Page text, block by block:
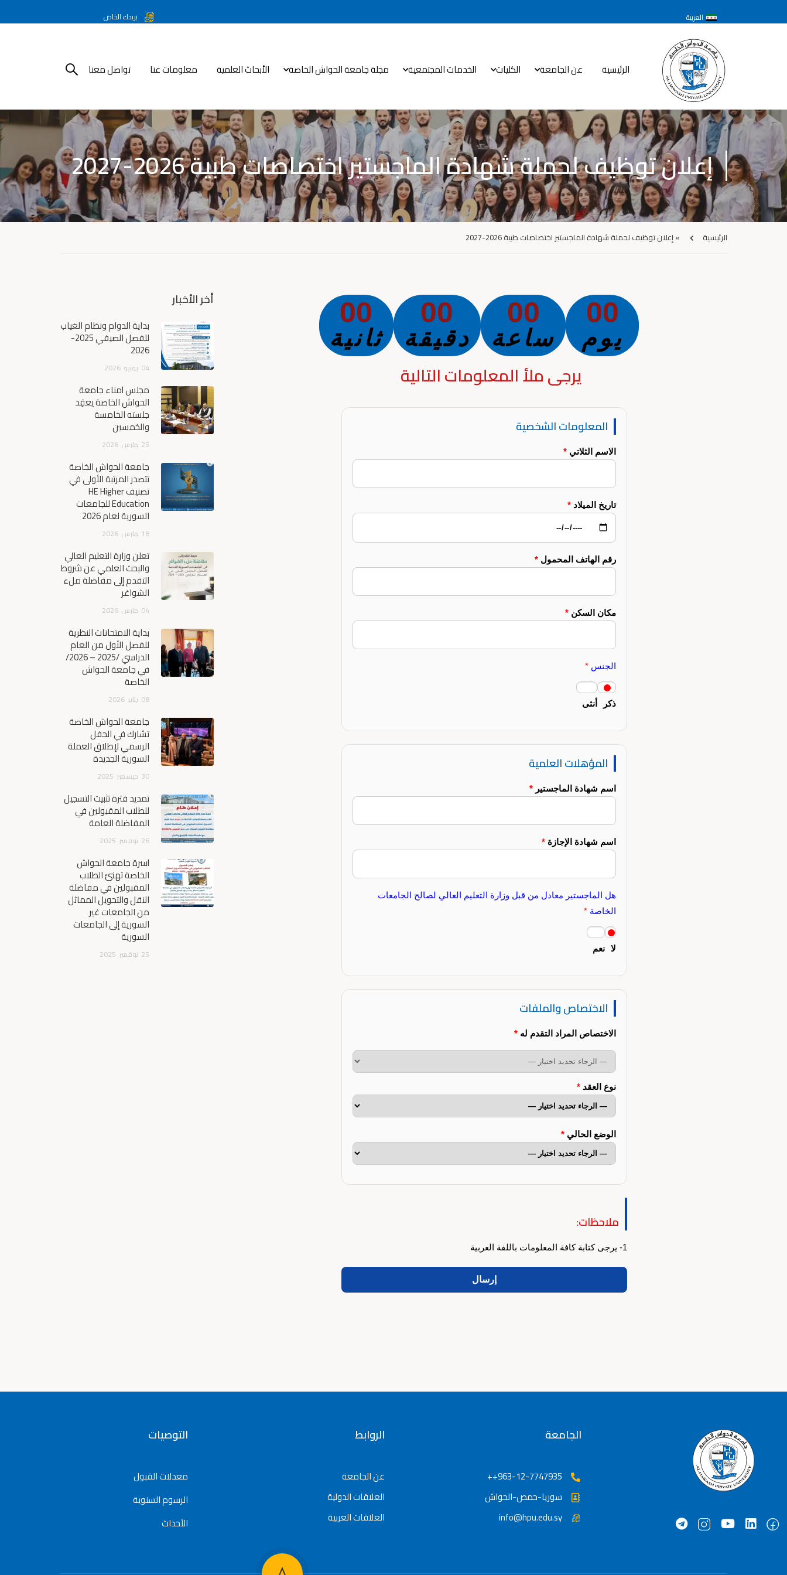
العربية بريدك الخاص
الرئيسية عن الجامعة الكليات الخدمات المجتمعية مجلة جامعة الحواش الخاصة الأبحاث العلمية معلومات عنا تواصل معنا
إعلان توظيف لحملة شهادة الماجستير اختصاصات طبية 2026-2027
الرئيسية »إعلان توظيف لحملة شهادة الماجستير اختصاصات طبية 2026-2027
00
يوم
00
ساعة
00
دقيقة
00
ثانية
يرجى ملأ المعلومات التالية
المعلومات الشخصية
الاسم الثلاتي *
تاريخ الميلاد *
رقم الهاتف المحمول *
مكان السكن *
الجنس *
ذكر أنثى
المؤهلات العلمية
اسم شهادة الماجستير *
اسم شهادة الإجازة *
هل الماجستير معادل من قبل وزارة التعليم العالي لصالح الجامعات
الخاصة *
لا نعم
الاختصاص والملفات
الاختصاص المراد التقدم له *
نوع العقد *
الوضع الحالي *
ملاحظات:
1- يرجى كتابة كافة المعلومات باللفة العربية
أخر الأخبار
بداية الدوام ونظام الغياب
للفصل الصيفي 2025-
2026
04 يونيو 2026
مجلس أمناء جامعة
الحواش الخاصة يعقِد
جلسته الخامسة
والخمسين
25 مارس 2026
جامعة الحواش الخاصة
تتصدر المرتبة الأولى في
تصنيف HE Higher
Education للجامعات
السورية لعام 2026
18 مارس 2026
تعلن وزارة التعليم العالي
والبحث العلمي عن شروط
التقدم إلى مفاضلة ملء
الشواغر
04 مارس 2026
بداية الامتحانات النظرية
للفصل الأول من العام
الدراسي /2025 – 2026/
في جامعة الحواش
الخاصة
08 يناير 2026
جامعة الحواش الخاصة
تشارك في الحفل
الرسمي لإطلاق العملة
السورية الجديدة
30 ديسمبر 2025
تمديد فترة تثبيت التسجيل
للطلاب المقبولين في
المفاضلة العامة
26 نوفمبر 2025
أسرة جامعة الحواش
الخاصة تهنئ الطلاب
المقبولين في مفاضلة
النقل والتحويل المماثل
من الجامعات غير
السورية إلى الجامعات
السورية
25 نوفمبر 2025
الجامعة
963-12-7747935++
سوريا-حمص-الحواش
info@hpu.edu.sy
الروابط
عن الجامعة
العلاقات الدولية
العلاقات العربية
التوصيات
معدلات القبول
الرسوم السنوية
الأحداث